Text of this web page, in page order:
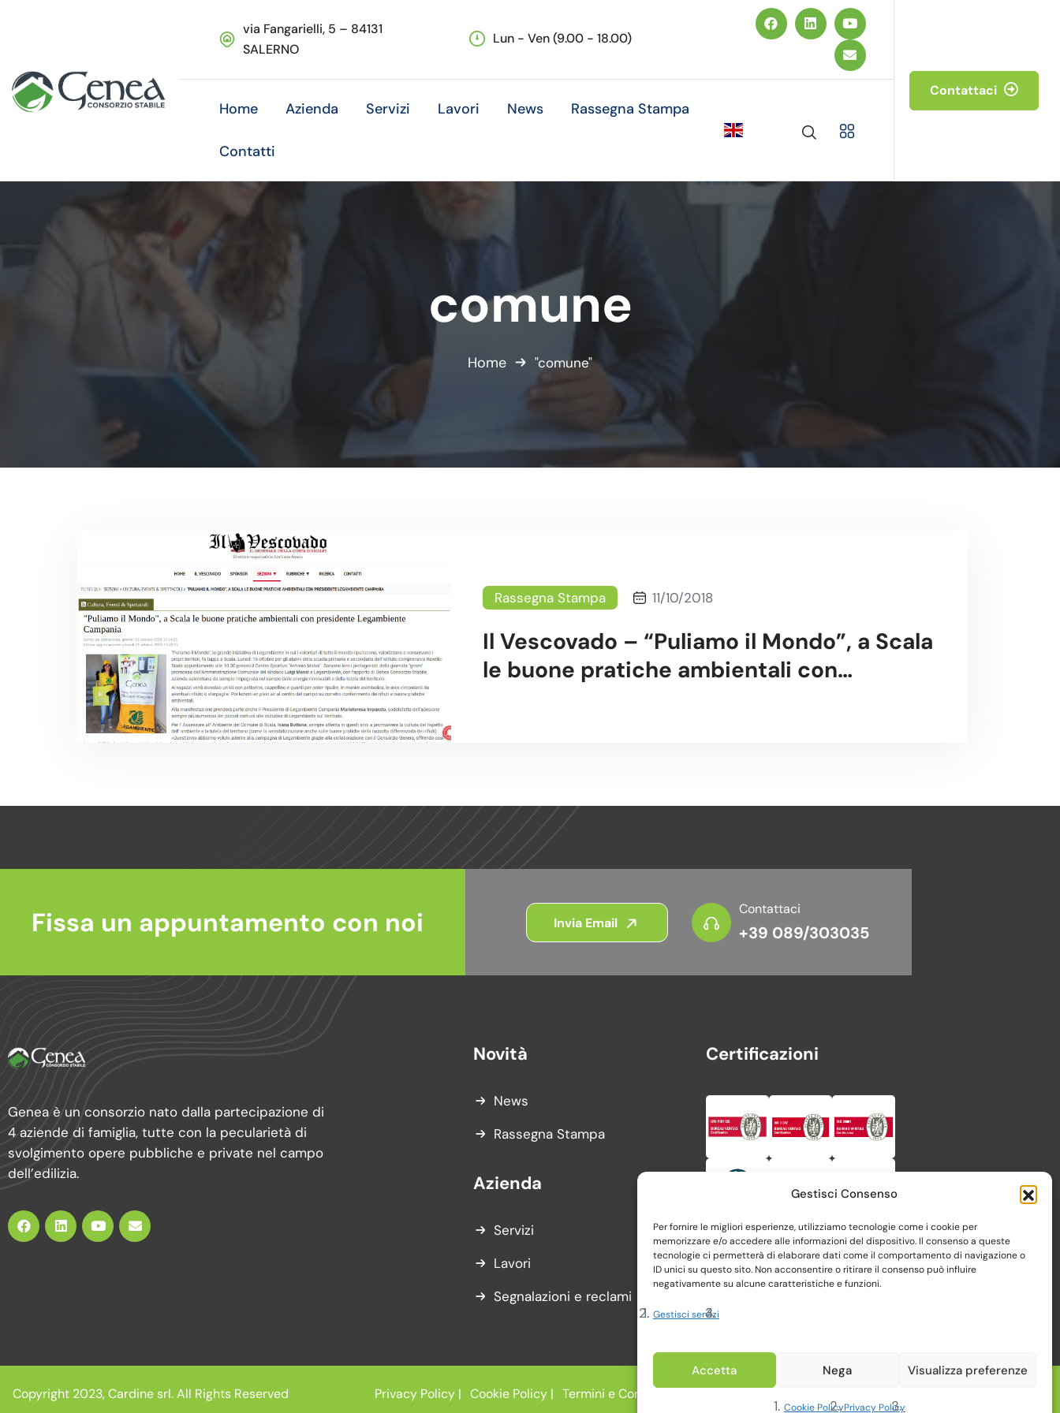
Gestisci Consenso
Per fornire le migliori esperienze, utilizziamo tecnologie come i cookie per
memorizzare e/o accedere alle informazioni del dispositivo. Il consenso a queste
tecnologie ci permetterà di elaborare dati come il comportamento di navigazione o
ID unici su questo sito. Non acconsentire o ritirare il consenso può influire
negativamente su alcune caratteristiche e funzioni.
Gestisci servizi
Accetta Nega Visualizza preferenze
Cookie PolicyPrivacy Policy
via Fangarielli, 5 – 84131
SALERNO
Lun - Ven (9.00 - 18.00)
Home Azienda Servizi Lavori News Rassegna Stampa
Contatti
Contattaci
comune
Home "comune"
Rassegna Stampa 11/10/2018
Il Vescovado – “Puliamo il Mondo”, a Scala
le buone pratiche ambientali con
Fissa un appuntamento con noi Invia Email
Contattaci
+39 089/303035
Genea è un consorzio nato dalla partecipazione di
4 aziende di famiglia, tutte con la pecularietà di
svolgimento opere pubbliche e private nel campo
dell’edilizia.
Novità
News
Rassegna Stampa
Azienda
Servizi
Lavori
Segnalazioni e reclami
Certificazioni
Copyright 2023, Cardine srl. All Rights Reserved Privacy Policy | Cookie Policy | Termini e Condizioni